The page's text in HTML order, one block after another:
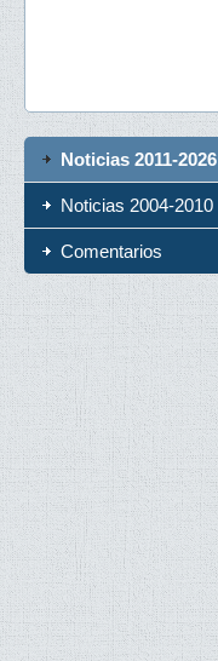
Noticias 2011-2026
Noticias 2004-2010
Comentarios